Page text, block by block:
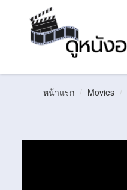
หน้าแรก Movies